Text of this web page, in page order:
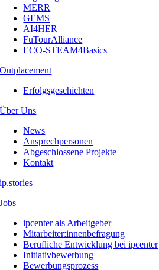
MERR
GEMS
AI4HER
FuTourAlliance
ECO-STEAM4Basics
Outplacement
Erfolgsgeschichten
Über Uns
News
Ansprechpersonen
Abgeschlossene Projekte
Kontakt
ip.stories
Jobs
ipcenter als Arbeitgeber
Mitarbeiter:innenbefragung
Berufliche Entwicklung bei ipcenter
Initiativbewerbung
Bewerbungsprozess